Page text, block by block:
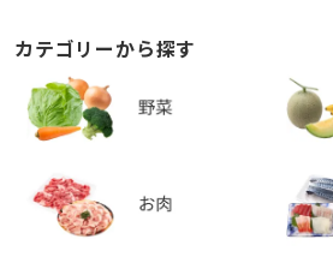
カテゴリーから探す